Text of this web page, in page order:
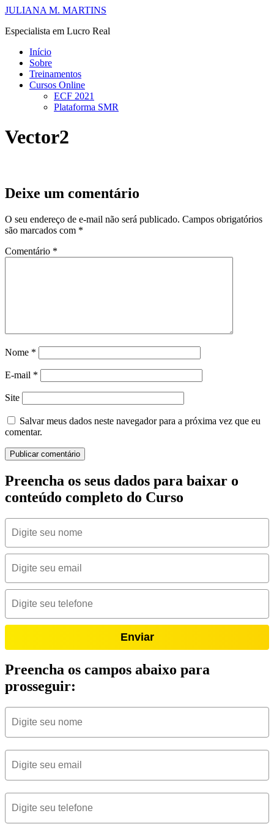
Ir
o
JULIANA M. MARTINS
Especialista em Lucro Real
Início
Sobre
Treinamentos
Cursos Online
ECF 2021
Plataforma SMR
Vector2
Deixe um comentário
O seu endereço de e-mail não será publicado. Campos obrigatórios
são marcados com *
Comentário *
Nome *
E-mail *
Site
Salvar meus dados neste navegador para a próxima vez que eu
comentar.
Preencha os seus dados para baixar o
conteúdo completo do Curso
Enviar
Preencha os campos abaixo para
prosseguir: